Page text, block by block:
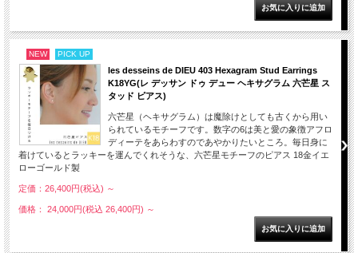
NEW PICK UP
les desseins de DIEU 403 Hexagram Stud Earrings
K18YG(レ デッサン ドゥ デュー ヘキサグラム 六芒星 ス
タッド ピアス)
六芒星（ヘキサグラム）は魔除けとしても古くから用い
られているモチーフです。数字の6は美と愛の象徴アフロ
ディーテをあらわすのであやかりたいところ。毎日身に
着けているとラッキーを運んでくれそうな、六芒星モチーフのピアス 18金イエ
ローゴールド製
定価：26,400円(税込) ～
価格： 24,000円(税込 26,400円) ～